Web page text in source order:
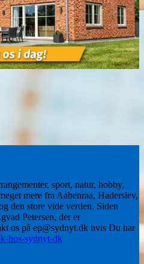
sport, natur, hobby,
mere fra Aabenraa, Haderslev,
den store vide verden. Siden
Petersen, der er
os på ep@sydnyt.dk hvis Du har
hos-sydnyt-dk